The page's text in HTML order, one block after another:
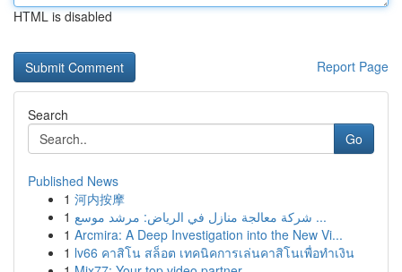
HTML is disabled
Report Page
Search
Go
Published News
1 河内按摩
1
شركة معالجة منازل في الرياض: مرشد موسع ...
1 Arcmira: A Deep Investigation into the New Vi...
1 lv66 คาสิโน สล็อต เทคนิคการเล่นคาสิโนเพื่อทำเงิน